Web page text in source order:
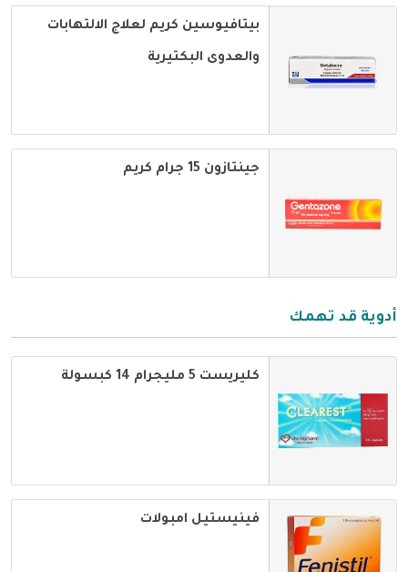
بيتافيوسين كريم لعلاج الالتهابات
والعدوى البكتيرية
جينتازون 15 جرام كريم
أدوية قد تهمك
كليريست 5 مليجرام 14 كبسولة
فينيستيل امبولات